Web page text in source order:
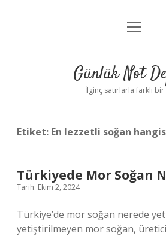
Anasayfa
Yasal Uyarı
menüyü
Günlük Not
İlginç satırlarla farklı bir
Etiket: En lezzetli soğan
Türkiyede Mor Soğan
Tarih: Ekim 2, 2024
Türkiye’de mor soğan nerede
yetiştirilmeyen mor soğan,